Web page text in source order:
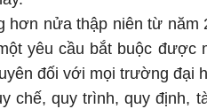
hơn nửa thập niên từ năm
yêu cầu bắt buộc được
đối với mọi trường đại
chế, quy trình, quy định,